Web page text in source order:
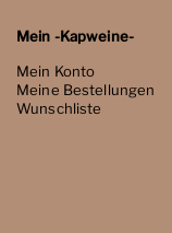
Mein -Kapweine-
Mein Konto
Meine Bestellungen
Wunschliste